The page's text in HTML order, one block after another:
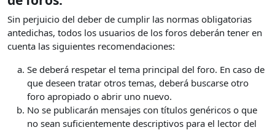
Sin perjuicio del deber de cumplir las normas obligatorias
antedichas, todos los usuarios de los foros deberán tener en
cuenta las siguientes recomendaciones:
Se deberá respetar el tema principal del foro. En caso de
que deseen tratar otros temas, deberá buscarse otro
foro apropiado o abrir uno nuevo.
No se publicarán mensajes con títulos genéricos o que
no sean suficientemente descriptivos para el lector del